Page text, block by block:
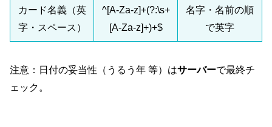
カード名義（英
字・スペース）
^[A-Za-z]+(?:\s+
[A-Za-z]+)+$
名字・名前の順
で英字
注意：日付の妥当性（うるう年 等）はサーバーで最終チ
ェック。